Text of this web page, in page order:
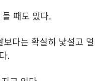
때도 있다.
보다는 확실히 낯설고 멀
.